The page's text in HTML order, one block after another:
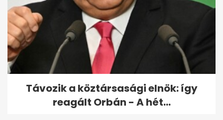
Távozik a köztársasági elnök: így
reagált Orbán - A hét...